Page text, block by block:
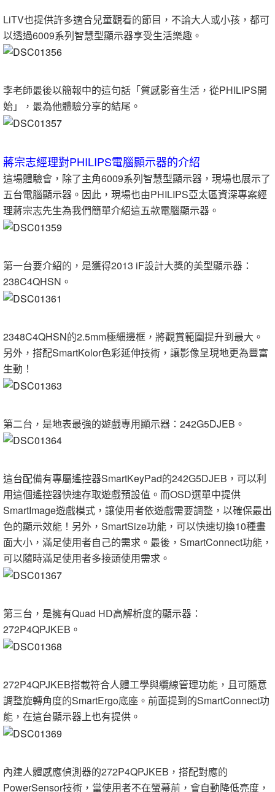
LiTV也提供許多適合兒童觀看的節目，不論大人或小孩，都可
以透過6009系列智慧型顯示器享受生活樂趣。
李老師最後以簡報中的這句話「質感影音生活，從PHILIPS開
始」，最為他體驗分享的結尾。
蔣宗志經理對PHILIPS電腦顯示器的介紹
這場體驗會，除了主角6009系列智慧型顯示器，現場也展示了
五台電腦顯示器。因此，現場也由PHILIPS亞太區資深專案經
理蔣宗志先生為我們簡單介紹這五款電腦顯示器。
第一台要介紹的，是獲得2013 iF設計大獎的美型顯示器：
238C4QHSN。
2348C4QHSN的2.5mm極細邊框，將觀賞範圍提升到最大。
另外，搭配SmartKolor色彩延伸技術，讓影像呈現地更為豐富
生動！
第二台，是地表最強的遊戲專用顯示器：242G5DJEB。
這台配備有專屬遙控器SmartKeyPad的242G5DJEB，可以利
用這個遙控器快速存取遊戲預設值。而OSD選單中提供
SmartImage遊戲模式，讓使用者依遊戲需要調整，以確保最出
色的顯示效能！另外，SmartSize功能，可以快速切換10種畫
面大小，滿足使用者自己的需求。最後，SmartConnect功能，
可以隨時滿足使用者多接頭使用需求。
第三台，是擁有Quad HD高解析度的顯示器：
272P4QPJKEB。
272P4QPJKEB搭載符合人體工學與纜線管理功能，且可隨意
調整旋轉角度的SmartErgo底座。前面提到的SmartConnect功
能，在這台顯示器上也有提供。
內建人體感應偵測器的272P4QPJKEB，搭配對應的
PowerSensor技術，當使用者不在螢幕前，會自動降低亮度，